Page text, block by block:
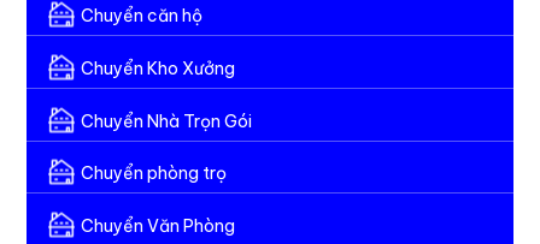
Chuyển căn hộ
Chuyển Kho Xưởng
Chuyển Nhà Trọn Gói
Chuyển phòng trọ
Chuyển Văn Phòng